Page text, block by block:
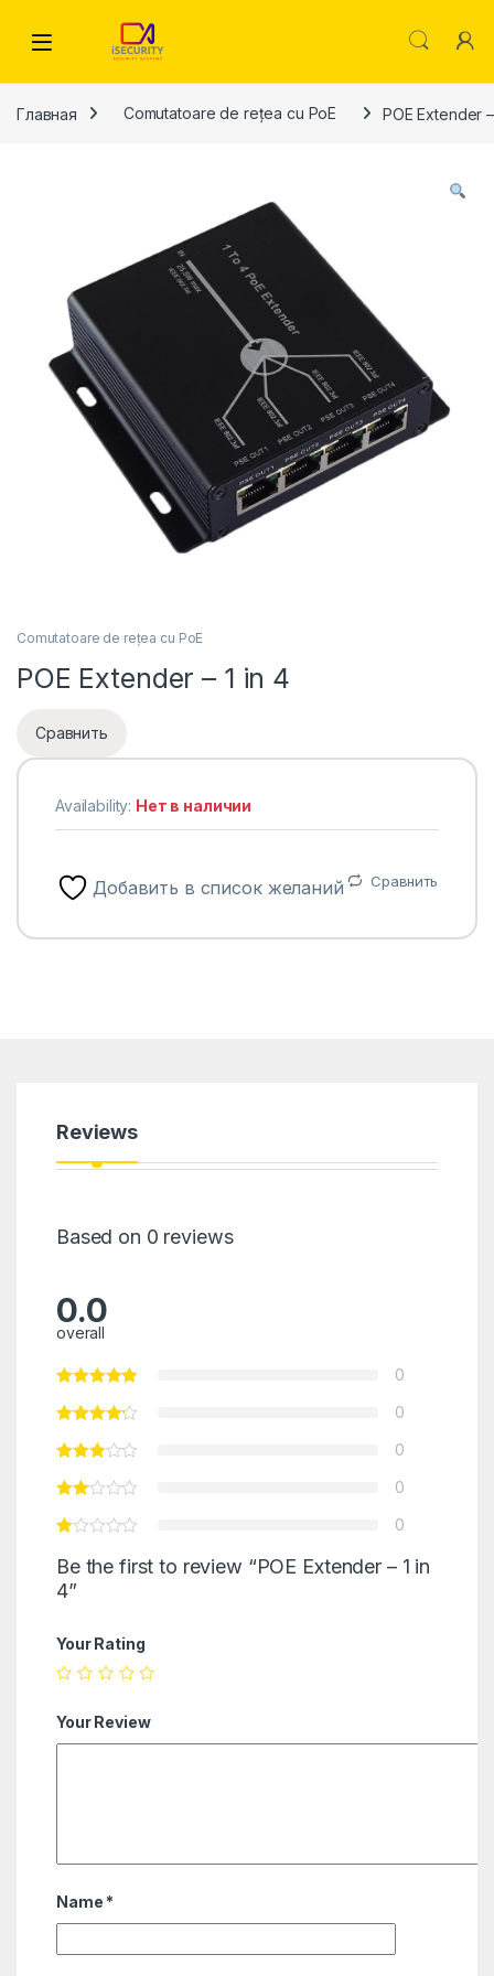
Главная Comutatoare de rețea cu PoE POE Extender
Comutatoare de rețea cu PoE
POE Extender – 1 in 4
Сравнить
Availability: Нет в наличии
Добавить в список желаний Сравнить
Reviews
Based on 0 reviews
0.0
overall
0
0
0
0
0
Be the first to review “POE Extender – 1 in
4”
Your Rating
Your Review
Name *